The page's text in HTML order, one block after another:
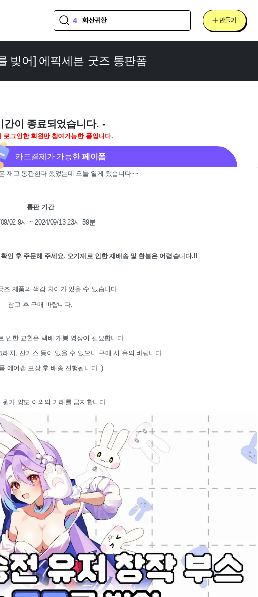
5 스텔라이브
6 블루아카이브
7 통판
라이즈
만들기
빚어] 에픽세븐 굿즈 통판폼
간이 종료되었습니다. -
로그인한 회원만 참여가능한 폼입니다.
카드결제가 가능한페이폼
재고 통판한다 했었는데 오늘 열게 됐습니다~~
통판 기간
02 9시 ~ 2024/09/13 23시 59분
인 후 주문해 주세요. 오기재로 인한 재배송 및 환불은 어렵습니다.!!
즈 제품의 색감 차이가 있을 수 있습니다.
참고 후 구매 바랍니다.
인한 교환은 택배 개봉 영상이 필요합니다.
치, 잔기스 등이 있을 수 있으니 구매 시 유의 바랍니다.
에어캡 포장 후 배송 진행됩니다 :)
원가 양도 이외의 거래를 금지합니다.